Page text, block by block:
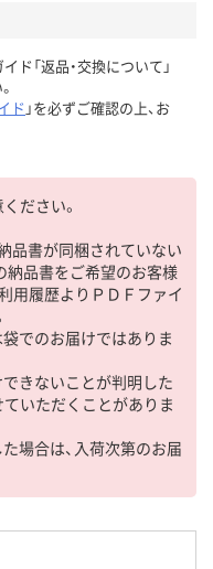
ド「返品・交換について」
ド 」を必ずご確認の上、お
ださい。
品書が同梱されていない
納品書をご希望のお客様
用履歴よりＰＤＦファイ
でのお届けではありま
きないことが判明した
いただくことがありま
場合は、入荷次第のお届